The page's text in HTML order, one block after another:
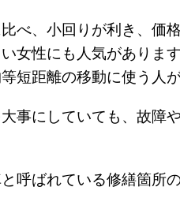
べ、小回りが利き、価
女性にも人気がありま
短距離の移動に使う人
事にしていても、故障
呼ばれている修繕箇所